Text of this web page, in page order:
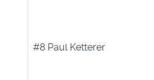
#8 Paul Ketterer